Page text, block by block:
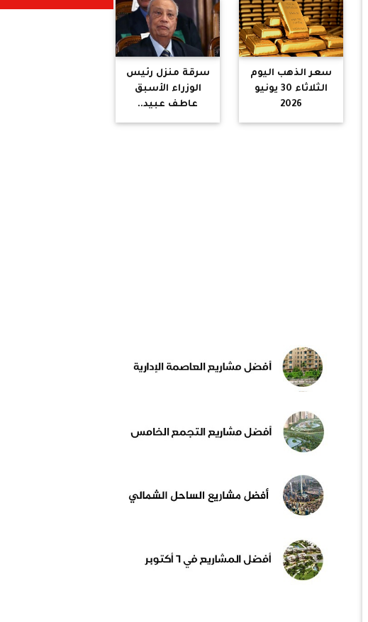
لتوفير لقمة
العيش لهما
سعر الذهب اليوم
الثلاثاء 30 يونيو
2026
سرقة منزل رئيس
الوزراء الأسبق
عاطف عبيد..
والأمن يضبط